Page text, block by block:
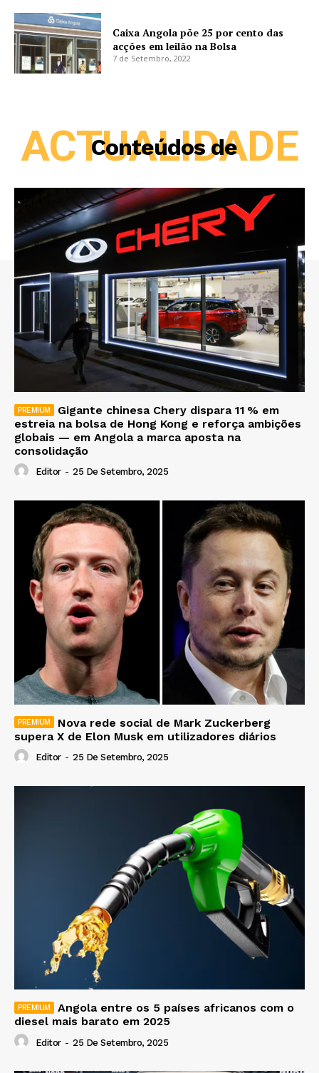
Caixa Angola põe 25 por cento das
acções em leilão na Bolsa
7 de Setembro, 2022
Conteúdos de
ACTUALIDADE
Gigante chinesa Chery dispara 11 % em
estreia na bolsa de Hong Kong e reforça ambições
globais — em Angola a marca aposta na
consolidação
Editor - 25 De Setembro, 2025
Nova rede social de Mark Zuckerberg
supera X de Elon Musk em utilizadores diários
Editor - 25 De Setembro, 2025
Angola entre os 5 países africanos com o
diesel mais barato em 2025
Editor - 25 De Setembro, 2025